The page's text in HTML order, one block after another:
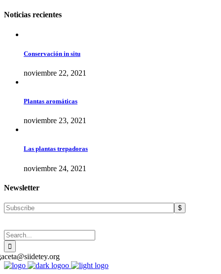
Noticias recientes
Conservación in situ
noviembre 22, 2021
Plantas aromáticas
noviembre 23, 2021
Las plantas trepadoras
noviembre 24, 2021
Newsletter